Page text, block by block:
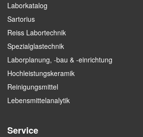
Laborkatalog
Sartorius
Reiss Labortechnik
Spezialglastechnik
Laborplanung, -bau & -einrichtung
Hochleistungskeramik
Reinigungsmittel
Lebensmittelanalytik
Service